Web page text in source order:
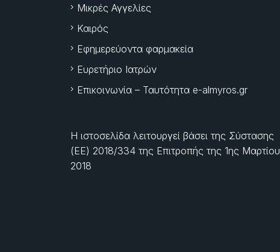
Μικρές Αγγελίες
Καιρός
Εφημερεύοντα φαρμακεία
Ευρετήριο Ιατρών
Επικοινωνία – Ταυτότητα e-almyros.gr
Η ιστοσελίδα λειτουργεί βάσει της Σύστασης
(ΕΕ) 2018/334 της Επιτροπής της 1ης Μαρτίου
2018